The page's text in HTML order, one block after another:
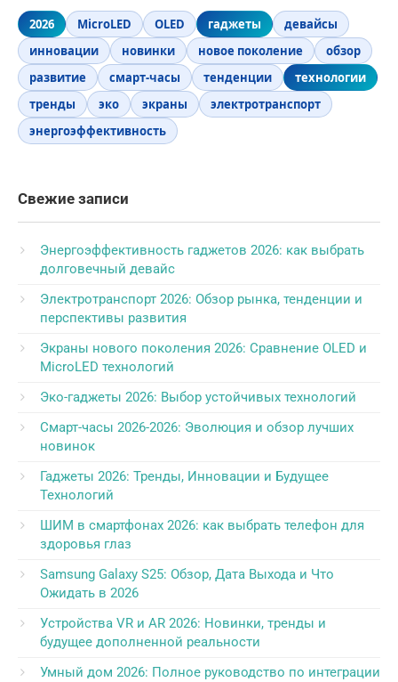
2026 MicroLED OLED гаджеты
девайсы
инновации
новинки новое поколение
обзор
развитие
смарт-часы тенденции
технологии
тренды
эко экраны
электротранспорт
энергоэффективность
Свежие записи
Энергоэффективность гаджетов 2026: как выбрать
долговечный девайс
Электротранспорт 2026: Обзор рынка, тенденции и
перспективы развития
Экраны нового поколения 2026: Сравнение OLED и
MicroLED технологий
Эко-гаджеты 2026: Выбор устойчивых технологий
Смарт-часы 2026-2026: Эволюция и обзор лучших
новинок
Гаджеты 2026: Тренды, Инновации и Будущее
Технологий
ШИМ в смартфонах 2026: как выбрать телефон для
здоровья глаз
Samsung Galaxy S25: Обзор, Дата Выхода и Что
Ожидать в 2026
Устройства VR и AR 2026: Новинки, тренды и
будущее дополненной реальности
Умный дом 2026: Полное руководство по интеграции